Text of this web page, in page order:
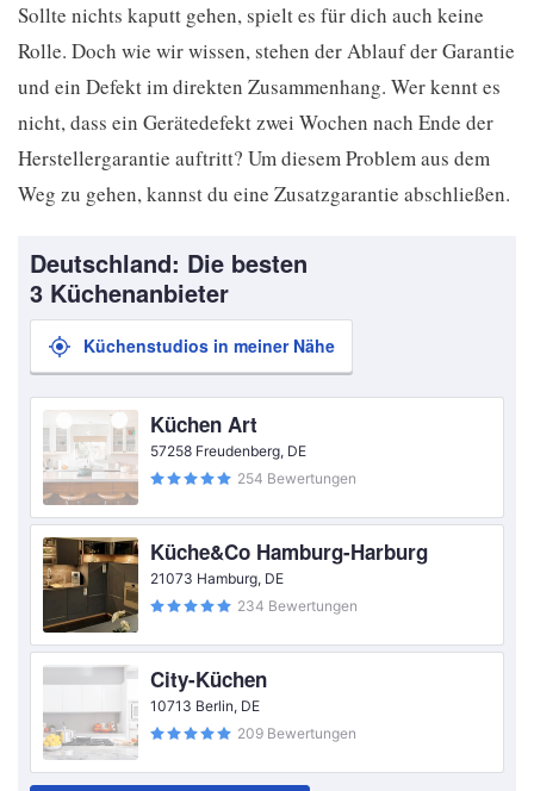
Sollte nichts kaputt gehen, spielt es für dich auch keine
Rolle. Doch wie wir wissen, stehen der Ablauf der Garantie
und ein Defekt im direkten Zusammenhang. Wer kennt es
nicht, dass ein Gerätedefekt zwei Wochen nach Ende der
Herstellergarantie auftritt? Um diesem Problem aus dem
Weg zu gehen, kannst du eine Zusatzgarantie abschließen.
Deutschland: Die besten
3 Küchenanbieter
Küchenstudios in meiner Nähe
Küchen Art
57258 Freudenberg, DE
254 Bewertungen
Küche&Co Hamburg-Harburg
21073 Hamburg, DE
234 Bewertungen
City-Küchen
10713 Berlin, DE
209 Bewertungen